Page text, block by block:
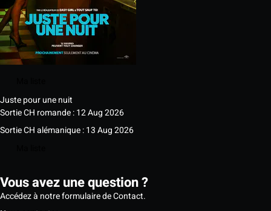
Juste pour une nuit
Sortie CH romande : 12 Aug 2026
Sortie CH alémanique : 13 Aug 2026
Vous avez une question ?
Accédez à notre formulaire de Contact.